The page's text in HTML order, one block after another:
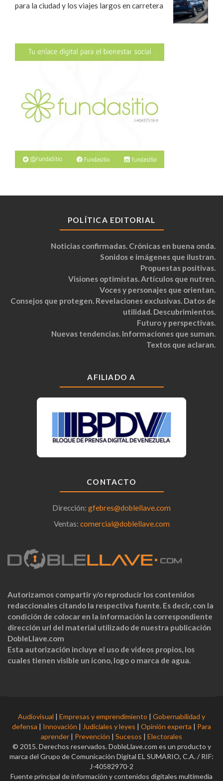
para la ciudad y los viajes largos en carretera
POLÍTICA EDITORIAL
Noticias confirmadas. Crónicas en buena onda.
Sonidos e imágenes que ilustran.
Propuestas positivas.
Visiones optimistas. Artículos que nutren.
Voces y personajes que orientan.
Consejos que protegen. Revelaciones exclusivas. Datos de
utilidad. Descubrimientos.
Futuro y perspectivas.
Nuevas tendencias. Informaciones que suman.
Textos que aclaran.
AFILIADO A
CONTACTO
Dirección: gfebres@doblellave.com
Ventas: comercial@doblellave.com
Autorizamos compartir y/o reproducir los contenidos
redaccionales citando la respectiva fuente. Es decir, con la
condición de colocar en la información la correspondiente
dirección url del material utilizado de nuestra publicación
DobleLlave.com
Esta autorización incluye el uso de videos propios, los
cuales tienen visible un ícono, logo o marca de agua.
Audiovisual | Empresas y emprendimiento | Gobernabilidad y
defensa | Innovación | Judiciales y leyes | Opinión experta | Para
aprender | Prevención | Sucesos | Electorales
© 2015. Derechos reservados. DobleLlave.com es un producto y
marca del Grupo de Comunicación Digital EL SUMARIO, C.A. / RIF:
J-40582970-2
Fuente principal de información y contenidos digitales multimedia